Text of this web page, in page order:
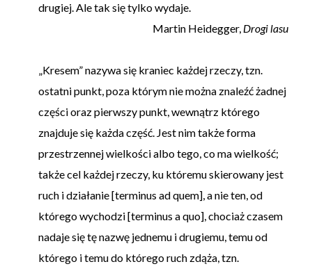
drugiej. Ale tak się tylko wydaje.
Martin Heidegger, Drogi lasu
„Kresem” nazywa się kraniec każdej rzeczy, tzn.
ostatni punkt, poza którym nie można znaleźć żadnej
części oraz pierwszy punkt, wewnątrz którego
znajduje się każda część. Jest nim także forma
przestrzennej wielkości albo tego, co ma wielkość;
także cel każdej rzeczy, ku któremu skierowany jest
ruch i działanie [terminus ad quem], a nie ten, od
którego wychodzi [terminus a quo], chociaż czasem
nadaje się tę nazwę jednemu i drugiemu, temu od
którego i temu do którego ruch zdąża, tzn.